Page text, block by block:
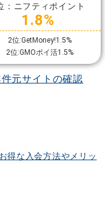
：ニフティポイント
1.8%
2位:GetMoney!1.5%
2位:GMOポイ活1.5%
元サイトの確認
得な入会方法やメリッ